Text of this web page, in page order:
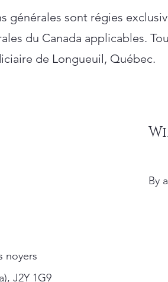
générales sont régies
du Canada applicables.
de Longueuil, Québec.
By
noyers
J2Y 1G9